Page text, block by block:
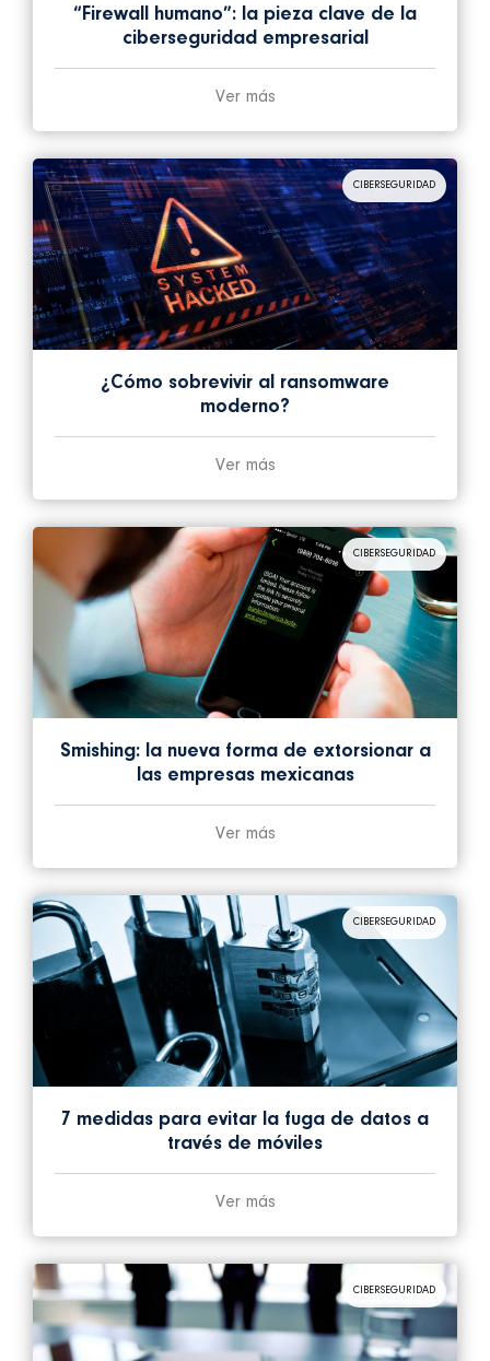
“Firewall humano”: la pieza clave de la
ciberseguridad empresarial
Ver más
CIBERSEGURIDAD
¿Cómo sobrevivir al ransomware
moderno?
Ver más
CIBERSEGURIDAD
Smishing: la nueva forma de extorsionar a
las empresas mexicanas
Ver más
CIBERSEGURIDAD
7 medidas para evitar la fuga de datos a
través de móviles
Ver más
CIBERSEGURIDAD